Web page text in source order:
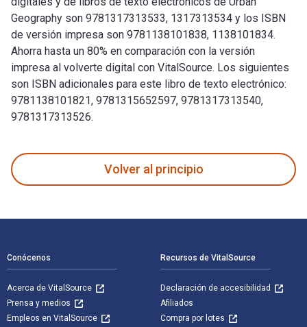
Geography son 9781317313533, 1317313534 y los ISBN
de versión impresa son 9781138101838, 1138101834.
Ahorra hasta un 80% en comparación con la versión
impresa al volverte digital con VitalSource. Los siguientes
son ISBN adicionales para este libro de texto electrónico:
9781138101821, 9781315652597, 9781317313540,
9781317313526.
Volver al principio
Conócenos
Acerca de VitalSource
Prensa y medios
Empleos en VitalSource
Recursos de VitalSource
Declaración de accesibilidad
Afiliados
Compra por lotes